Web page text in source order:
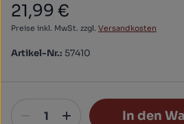
Regulärer Preis:
21,99 €
Preise inkl. MwSt. zzgl. Versandkosten
Artikel-Nr.: 57410
In den